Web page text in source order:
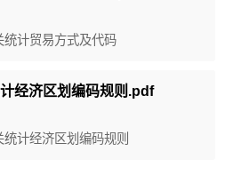
计贸易方式及代码
经济区划编码规则.pdf
计经济区划编码规则